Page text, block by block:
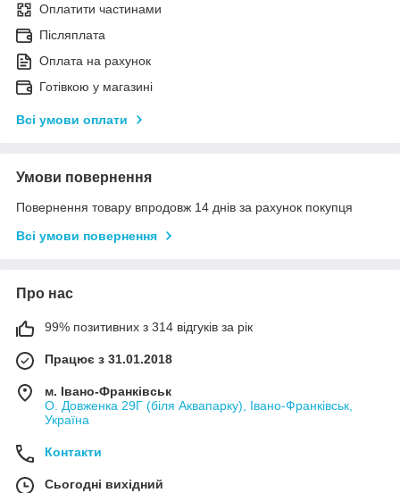
Оплатити частинами
Післяплата
Оплата на рахунок
Готівкою у магазині
Всі умови оплати
Умови повернення
Повернення товару впродовж 14 днів за рахунок покупця
Всі умови повернення
Про нас
99% позитивних з 314 відгуків за рік
Працює з 31.01.2018
м. Івано-Франківськ
О. Довженка 29Г (біля Аквапарку), Івано-Франківськ,
Україна
Контакти
Сьогодні вихідний